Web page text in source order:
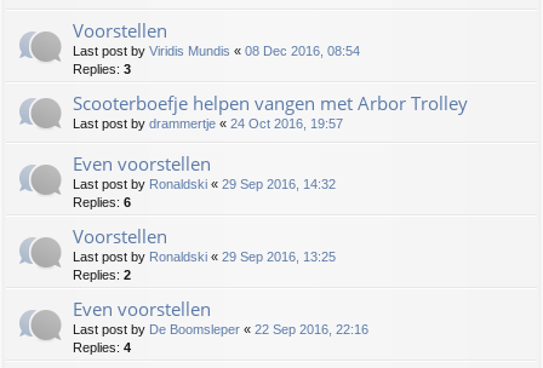
Voorstellen
Last post by Viridis Mundis « 08 Dec 2016, 08:54
Replies: 3
Scooterboefje helpen vangen met Arbor Trolley
Last post by drammertje « 24 Oct 2016, 19:57
Even voorstellen
Last post by Ronaldski « 29 Sep 2016, 14:32
Replies: 6
Voorstellen
Last post by Ronaldski « 29 Sep 2016, 13:25
Replies: 2
Even voorstellen
Last post by De Boomsleper « 22 Sep 2016, 22:16
Replies: 4